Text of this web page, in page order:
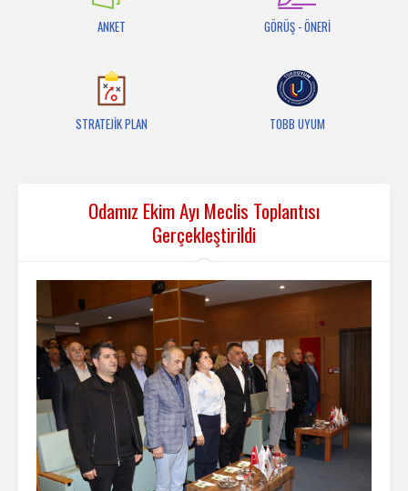
ANKET GÖRÜŞ - ÖNERİ
STRATEJİK PLAN TOBB UYUM
Odamız Ekim Ayı Meclis Toplantısı
Gerçekleştirildi